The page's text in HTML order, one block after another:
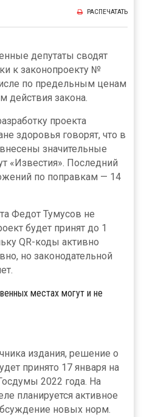
РАСПЕЧАТАТЬ
депутаты сводят
к законопроекту №
по предельным ценам
действия закона.
проекта
здоровья говорят, что в
значительные
«Известия». Последний
по поправкам — 14
Федот Тумусов не
будет принят до 1
QR-коды активно
но законодательной
местах могут и не
издания, решение о
принято 17 января на
2022 года. На
планируется активное
новых норм.